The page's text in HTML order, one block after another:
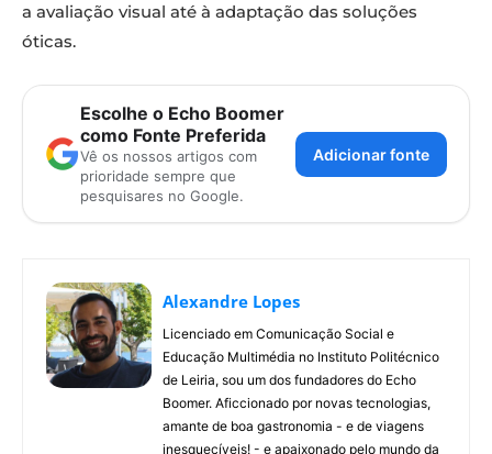
a avaliação visual até à adaptação das soluções
óticas.
Escolhe o Echo Boomer
como Fonte Preferida
Vê os nossos artigos com
prioridade sempre que
pesquisares no Google.
Adicionar fonte
Alexandre Lopes
Licenciado em Comunicação Social e
Educação Multimédia no Instituto Politécnico
de Leiria, sou um dos fundadores do Echo
Boomer. Aficcionado por novas tecnologias,
amante de boa gastronomia - e de viagens
inesquecíveis! - e apaixonado pelo mundo da